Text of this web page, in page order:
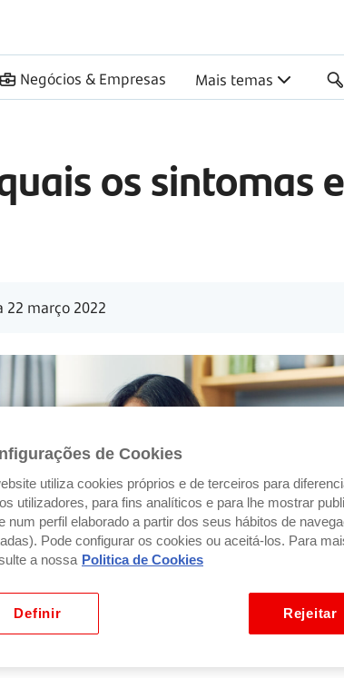
Negócios & Empresas Mais temas
os sintomas e
22 março 2022
de Cookies
utiliza cookies próprios e de terceiros para
utilizadores, para fins analíticos e para lhe mostrar
num perfil elaborado a partir dos seus hábitos de
Pode configurar os cookies ou aceitá-los. Para
a nossa Politica de Cookies
Definir Rejeitar